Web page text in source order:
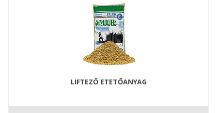
LIFTEZŐ ETETŐANYAG